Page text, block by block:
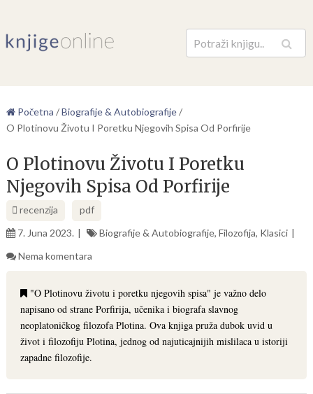
Pretraga
Početna /Biografije & Autobiografije/
O Plotinovu Životu I Poretku Njegovih Spisa Od Porfirije
O Plotinovu Životu I Poretku
Njegovih Spisa Od Porfirije
recenzija
pdf
7. Juna 2023.
Biografije & Autobiografije, Filozofija, Klasici
Nema komentara
"O Plotinovu životu i poretku njegovih spisa" je važno delo
napisano od strane Porfirija, učenika i biografa slavnog
neoplatoničkog filozofa Plotina. Ova knjiga pruža dubok uvid u
život i filozofiju Plotina, jednog od najuticajnijih mislilaca u istoriji
zapadne filozofije.